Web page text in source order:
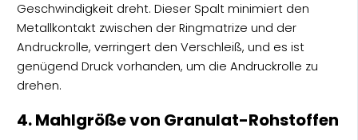
Geschwindigkeit dreht. Dieser Spalt minimiert den
Metallkontakt zwischen der Ringmatrize und der
Andruckrolle, verringert den Verschleiß, und es ist
genügend Druck vorhanden, um die Andruckrolle zu
drehen.
4. Mahlgröße von Granulat-Rohstoffen